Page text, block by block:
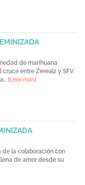
de marihuana
entre Zerealz y SFV,
[Leer más]
de la colaboración con
de amor desde su